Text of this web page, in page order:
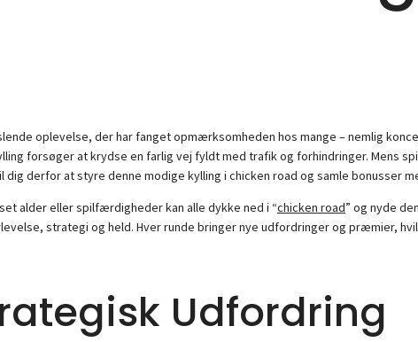
oplevelse, der har fanget opmærksomheden hos mange – nemlig
forsøger at krydse en farlig vej fyldt med trafik og forhindringer. Mens
derfor at styre denne modige kylling i chicken road og samle bonusser
alder eller spilfærdigheder kan alle dykke ned i “chicken road” og nyde
strategi og held. Hver runde bringer nye udfordringer og præmier,
Udfordring